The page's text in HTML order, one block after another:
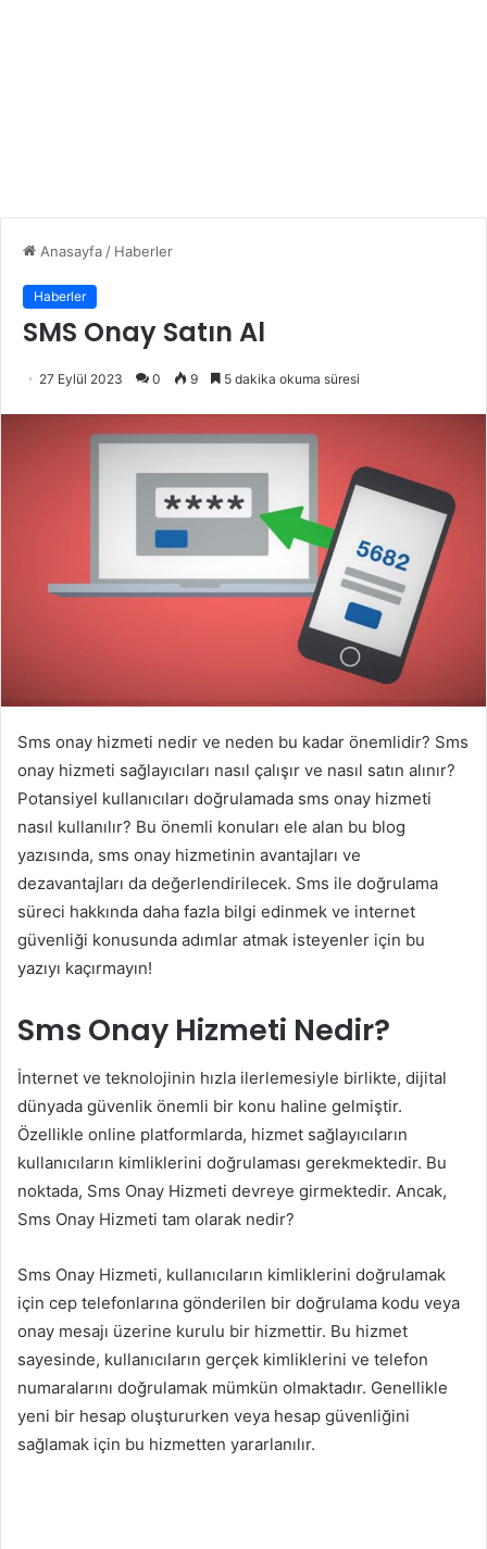
Anasayfa / Haberler
Haberler
SMS Onay Satın Al
27 Eylül 2023 0 9 5 dakika okuma süresi
Sms onay hizmeti nedir ve neden bu kadar önemlidir? Sms
onay hizmeti sağlayıcıları nasıl çalışır ve nasıl satın alınır?
Potansiyel kullanıcıları doğrulamada sms onay hizmeti
nasıl kullanılır? Bu önemli konuları ele alan bu blog
yazısında, sms onay hizmetinin avantajları ve
dezavantajları da değerlendirilecek. Sms ile doğrulama
süreci hakkında daha fazla bilgi edinmek ve internet
güvenliği konusunda adımlar atmak isteyenler için bu
yazıyı kaçırmayın!
Sms Onay Hizmeti Nedir?
İnternet ve teknolojinin hızla ilerlemesiyle birlikte, dijital
dünyada güvenlik önemli bir konu haline gelmiştir.
Özellikle online platformlarda, hizmet sağlayıcıların
kullanıcıların kimliklerini doğrulaması gerekmektedir. Bu
noktada, Sms Onay Hizmeti devreye girmektedir. Ancak,
Sms Onay Hizmeti tam olarak nedir?
Sms Onay Hizmeti, kullanıcıların kimliklerini doğrulamak
için cep telefonlarına gönderilen bir doğrulama kodu veya
onay mesajı üzerine kurulu bir hizmettir. Bu hizmet
sayesinde, kullanıcıların gerçek kimliklerini ve telefon
numaralarını doğrulamak mümkün olmaktadır. Genellikle
yeni bir hesap oluştururken veya hesap güvenliğini
sağlamak için bu hizmetten yararlanılır.